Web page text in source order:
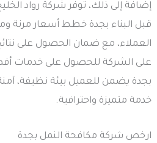
إضافة إلى ذلك، توفر شركة رواد
قبل البناء بجدة خطط أسعار مرنة
العملاء، مع ضمان الحصول على
على الشركة للحصول على خدمات
بجدة يضمن للعميل بيئة نظيفة،
خدمة متميزة واحترافية.
ارخص شركة مكافحة النمل بجدة